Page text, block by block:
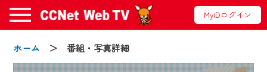
MyiDログイン
ホーム ＞ 番組・写真詳細